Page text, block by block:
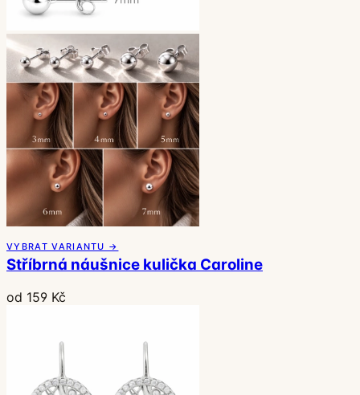
VYBRAT VARIANTU →
Stříbrná náušnice kulička Caroline
od 159 Kč